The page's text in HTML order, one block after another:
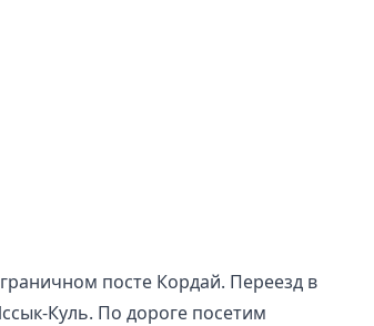
посте Кордай. Переезд в
Куль. По дороге посетим